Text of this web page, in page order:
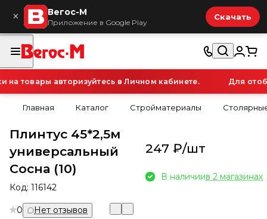
× Вегос-М
Приложение в Google Play
Скачать
товары авторизуйтесь в Личном кабинете. Для
Главная Каталог Стройматериалы
Плинтус 45*2,5м
универсальный
Сосна (10)
Код: 116142
0 Нет отзывов
247 ₽/шт
В наличиив 2 магазинах